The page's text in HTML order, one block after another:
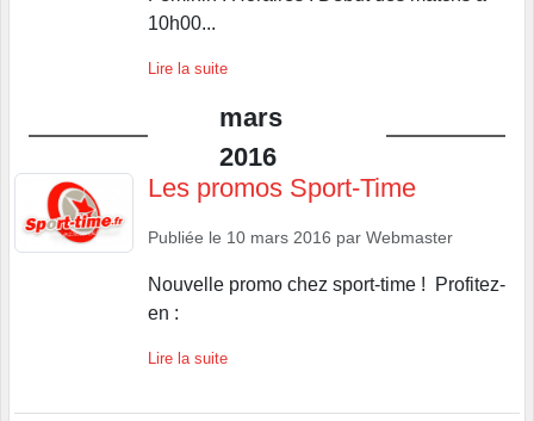
10h00...
Lire la suite
mars
2016
Les promos Sport-Time
Publiée le 10 mars 2016 par Webmaster
Nouvelle promo chez sport-time ! Profitez-
en :
Lire la suite